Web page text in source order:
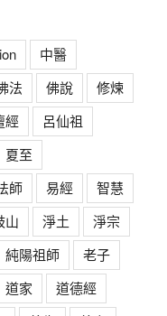
中醫
法 佛說
修煉
經
呂仙祖
夏至
師 易經
智慧
山 淨土
淨宗
純陽祖師
老子
道家
道德經